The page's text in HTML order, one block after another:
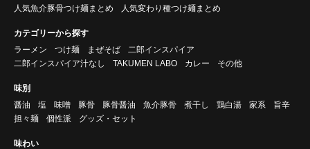
人気魚介豚骨つけ麺まとめ
人気変わり種つけ麺まとめ
カテゴリーから探す
ラーメン
つけ麺 まぜそば
二郎インスパイア
二郎インスパイア汁なし
TAKUMEN LABO カレー その他
味別
醤油
塩 味噌 豚骨 豚骨醤油 魚介豚骨 煮干し 鶏白湯 家系
旨辛
担々麺
個性派 グッズ・セット
味わい